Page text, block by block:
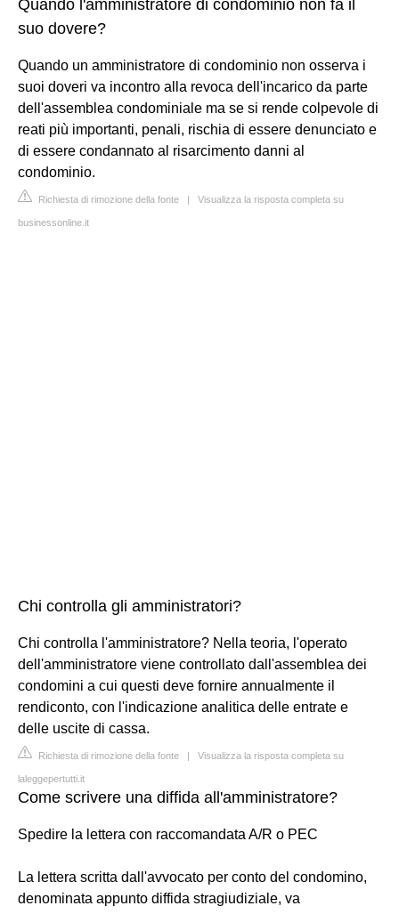
Quando l'amministratore di condominio non fa il
suo dovere?
Quando un amministratore di condominio non osserva i
suoi doveri va incontro alla revoca dell'incarico da parte
dell'assemblea condominiale ma se si rende colpevole di
reati più importanti, penali, rischia di essere denunciato e
di essere condannato al risarcimento danni al
condominio.
Richiesta di rimozione della fonte | Visualizza la risposta completa su
businessonline.it
Chi controlla gli amministratori?
Chi controlla l'amministratore? Nella teoria, l'operato
dell'amministratore viene controllato dall'assemblea dei
condomini a cui questi deve fornire annualmente il
rendiconto, con l'indicazione analitica delle entrate e
delle uscite di cassa.
Richiesta di rimozione della fonte | Visualizza la risposta completa su
laleggepertutti.it
Come scrivere una diffida all'amministratore?
Spedire la lettera con raccomandata A/R o PEC
La lettera scritta dall'avvocato per conto del condomino,
denominata appunto diffida stragiudiziale, va